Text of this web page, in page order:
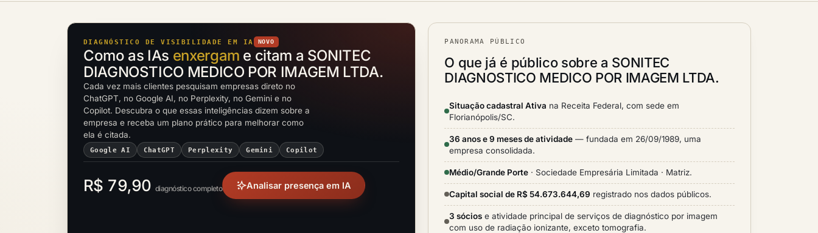
DIAGNÓSTICO DE VISIBILIDADE EM IA NOVO
Como as IAs enxergam e citam a SONITEC
DIAGNOSTICO MEDICO POR IMAGEM LTDA.
Cada vez mais clientes pesquisam empresas direto no
ChatGPT, no Google AI, no Perplexity, no Gemini e no
Copilot. Descubra o que essas inteligências dizem sobre a
empresa e receba um plano prático para melhorar como
ela é citada.
Google AI ChatGPT Perplexity Gemini Copilot
R$ 79,90 diagnóstico completo Analisar presença em IA
PANORAMA PÚBLICO
O que já é público sobre a SONITEC
DIAGNOSTICO MEDICO POR IMAGEM LTDA.
Situação cadastral Ativa na Receita Federal, com sede em
Florianópolis/SC.
36 anos e 9 meses de atividade — fundada em 26/09/1989, uma
empresa consolidada.
Médio/Grande Porte · Sociedade Empresária Limitada · Matriz.
Capital social de R$ 54.673.644,69 registrado nos dados públicos.
3 sócios e atividade principal de serviços de diagnóstico por imagem
com uso de radiação ionizante, exceto tomografia.